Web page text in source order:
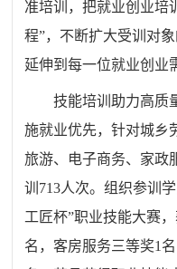
准培训，把就业创业培
程”，不断扩大受训对
延伸到每一位就业创业
技能培训助力高质
施就业优先，针对城乡
旅游、电子商务、家政
训 713人次。组织参训
工匠杯”职业技能大赛
名，客房服务三等奖1